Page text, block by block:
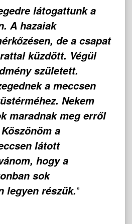
látogattunk a
A hazaiak
de a csapat
küzdött. Végül
született.
a meccsen
Nekem
maradnak meg erről
a
látott
hogy a
sok
legyen részük.”